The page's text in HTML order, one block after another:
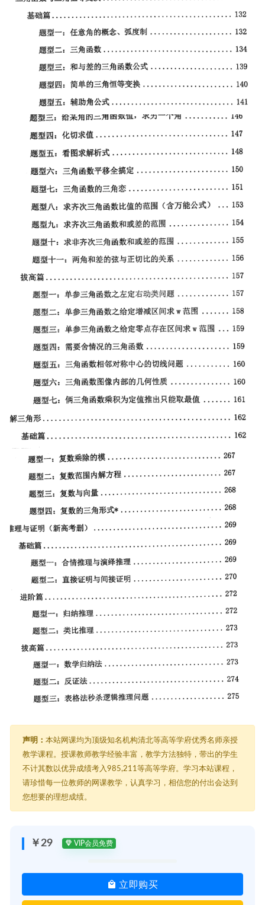
声明： 本站网课均为顶级知名机构清北等高等学府优秀名师亲授
教学课程。授课教师教学经验丰富，教学方法独特，带出的学生
不计其数以优异成绩考入985,211等高等学府。学习本站课程，
请珍惜每一位教师的网课教学，认真学习，相信您的付出会达到
您想要的理想成绩。
￥29 VIP会员免费
立即购买